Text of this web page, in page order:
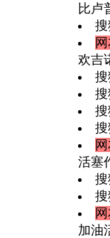
比卢
欢吉
活塞
加油